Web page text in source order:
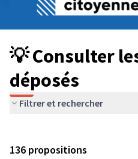
Budget Participatif JEUNESSE
💡 Consulter les projets
💡 Consulter
déposés
Filtrer et rechercher
136 propositions